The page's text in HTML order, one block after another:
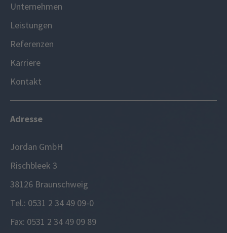
Unternehmen
Leistungen
Referenzen
Karriere
Kontakt
Adresse
Jordan GmbH
Rischbleek 3
38126 Braunschweig
Tel.: 0531 2 34 49 09-0
Fax: 0531 2 34 49 09 89